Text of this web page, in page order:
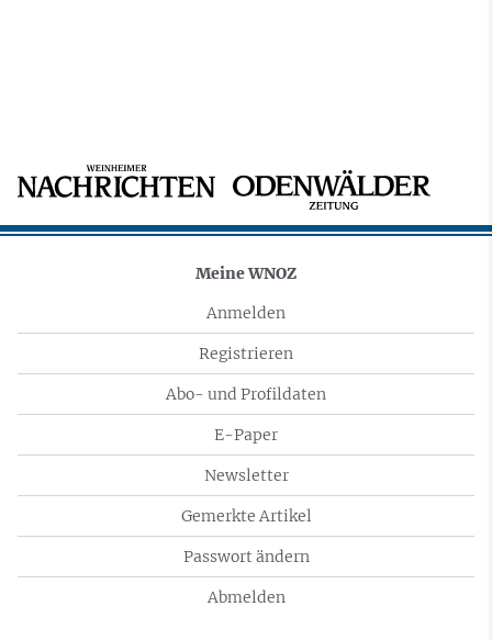
Meine WNOZ
Anmelden
Registrieren
Abo- und Profildaten
E-Paper
Newsletter
Gemerkte Artikel
Passwort ändern
Abmelden